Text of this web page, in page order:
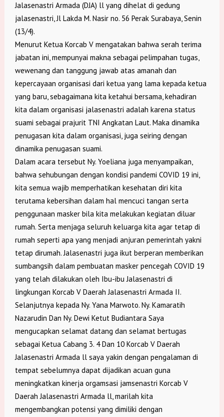
Jalasenastri Armada (DJA) ll yang dihelat di gedung
jalasenastri, Jl Lakda M. Nasir no. 56 Perak Surabaya, Senin
(13/4).
Menurut Ketua Korcab V mengatakan bahwa serah terima
jabatan ini, mempunyai makna sebagai pelimpahan tugas,
wewenang dan tanggung jawab atas amanah dan
kepercayaan organisasi dari ketua yang lama kepada ketua
yang baru, sebagaimana kita ketahui bersama, kehadiran
kita dalam organisasi jalasenastri adalah karena status
suami sebagai prajurit TNI Angkatan Laut. Maka dinamika
penugasan kita dalam organisasi, juga seiring dengan
dinamika penugasan suami.
Dalam acara tersebut Ny. Yoeliana juga menyampaikan,
bahwa sehubungan dengan kondisi pandemi COVID 19 ini,
kita semua wajib memperhatikan kesehatan diri kita
terutama kebersihan dalam hal mencuci tangan serta
penggunaan masker bila kita melakukan kegiatan diluar
rumah. Serta menjaga seluruh keluarga kita agar tetap di
rumah seperti apa yang menjadi anjuran pemerintah yakni
tetap dirumah. Jalasenastri juga ikut berperan memberikan
sumbangsih dalam pembuatan masker pencegah COVID 19
yang telah dilakukan oleh Ibu-ibu Jalasenastri di
lingkungan Korcab V Daerah Jalasenastri Armada II.
Selanjutnya kepada Ny. Yana Marwoto. Ny. Kamaratih
Nazarudin Dan Ny. Dewi Ketut Budiantara Saya
mengucapkan selamat datang dan selamat bertugas
sebagai Ketua Cabang 3. 4 Dan 10 Korcab V Daerah
Jalasenastri Armada ll saya yakin dengan pengalaman di
tempat sebelumnya dapat dijadikan acuan guna
meningkatkan kinerja orgamsasi jamsenastri Korcab V
Daerah Jalasenastri Armada ll, marilah kita
mengembangkan potensi yang dimiliki dengan